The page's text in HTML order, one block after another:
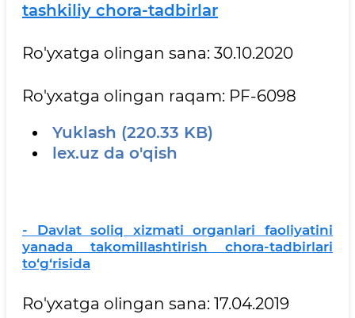
tashkiliy chora-tadbirlar
Ro'yxatga olingan sana: 30.10.2020
Ro'yxatga olingan raqam: PF-6098
Yuklash (220.33 KB)
lex.uz da o'qish
- Davlat soliq xizmati organlari faoliyatini
yanada takomillashtirish chora-tadbirlari
to‘g‘risida
Ro'yxatga olingan sana: 17.04.2019